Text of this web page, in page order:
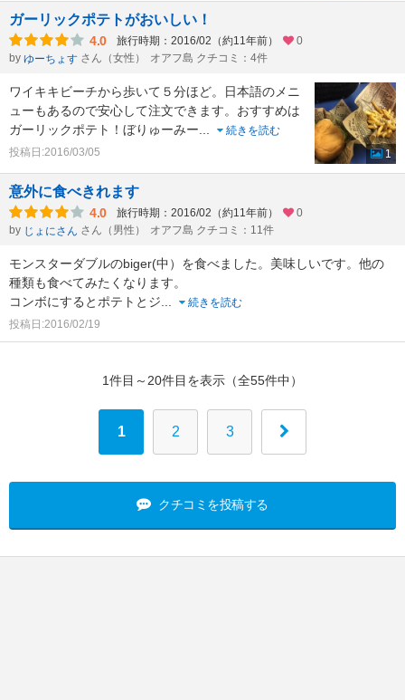
ガーリックポテトがおいしい！
4.0 旅行時期：2016/02（約11年前）
0
by ゆーちょす さん（女性） オアフ島 クチコミ：4件
ワイキキビーチから歩いて５分ほど。日本語のメニ
ューもあるので安心して注文できます。おすすめは
ガーリックポテト！ぼりゅーみー...
続きを読む
投稿日:2016/03/05
1
意外に食べきれます
4.0 旅行時期：2016/02（約11年前）
0
by じょにさん さん（男性） オアフ島 クチコミ：11件
モンスターダブルのbiger(中）を食べました。美味しいです。他の
種類も食べてみたくなります。
コンボにするとポテトとジ...
続きを読む
投稿日:2016/02/19
1件目～20件目を表示（全55件中）
1 2 3
クチコミを投稿する